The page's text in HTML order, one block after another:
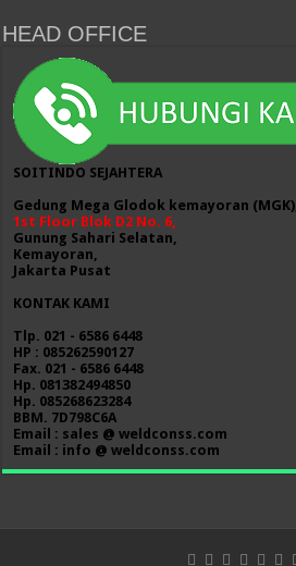
HEAD OFFICE
SOITINDO SEJAHTERA
Gedung Mega Glodok kemayoran (MGK),
1st Floor Blok D2 No. 6,
Gunung Sahari Selatan,
Kemayoran,
Jakarta Pusat
KONTAK KAMI
Tlp. 021 - 6586 6448
HP : 085262590127
Fax. 021 - 6586 6448
Hp. 081382494850
Hp. 085268623284
BBM. 7D798C6A
Email : sales @ weldconss.com
Email : info @ weldconss.com